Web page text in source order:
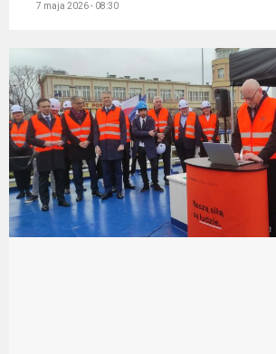
7 maja 2026 - 08:30